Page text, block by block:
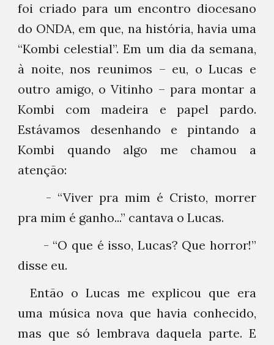
foi criado para um encontro diocesano
do ONDA, em que, na história, havia uma
“Kombi celestial”. Em um dia da semana,
à noite, nos reunimos – eu, o Lucas e
outro amigo, o Vitinho – para montar a
Kombi com madeira e papel pardo.
Estávamos desenhando e pintando a
Kombi quando algo me chamou a
atenção:
- “Viver pra mim é Cristo, morrer
pra mim é ganho...” cantava o Lucas.
- “O que é isso, Lucas? Que horror!”
disse eu.
Então o Lucas me explicou que era
uma música nova que havia conhecido,
mas que só lembrava daquela parte. E